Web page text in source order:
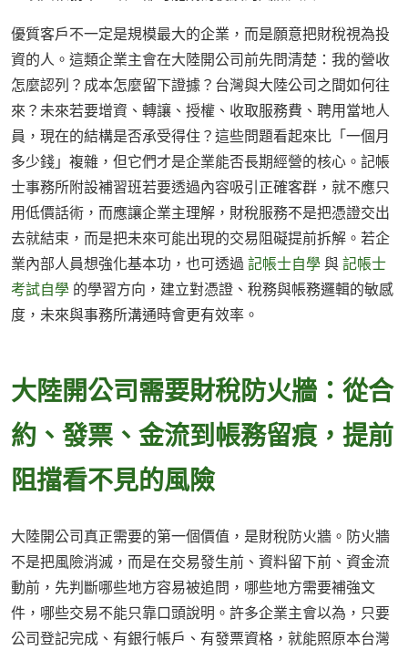
優質客戶不一定是規模最大的企業，而是願意把財稅視為投
資的人。這類企業主會在大陸開公司前先問清楚：我的營收
怎麼認列？成本怎麼留下證據？台灣與大陸公司之間如何往
來？未來若要增資、轉讓、授權、收取服務費、聘用當地人
員，現在的結構是否承受得住？這些問題看起來比「一個月
多少錢」複雜，但它們才是企業能否長期經營的核心。記帳
士事務所附設補習班若要透過內容吸引正確客群，就不應只
用低價話術，而應讓企業主理解，財稅服務不是把憑證交出
去就結束，而是把未來可能出現的交易阻礙提前拆解。若企
業內部人員想強化基本功，也可透過 記帳士自學與記帳士
考試自學 的學習方向，建立對憑證、稅務與帳務邏輯的敏感
度，未來與事務所溝通時會更有效率。
大陸開公司需要財稅防火牆：從合
約、發票、金流到帳務留痕，提前
阻擋看不見的風險
大陸開公司真正需要的第一個價值，是財稅防火牆。防火牆
不是把風險消滅，而是在交易發生前、資料留下前、資金流
動前，先判斷哪些地方容易被追問，哪些地方需要補強文
件，哪些交易不能只靠口頭說明。許多企業主會以為，只要
公司登記完成、有銀行帳戶、有發票資格，就能照原本台灣